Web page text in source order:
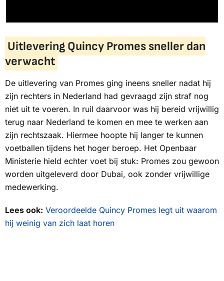
Uitlevering Quincy Promes sneller dan
verwacht
De uitlevering van Promes ging ineens sneller nadat hij
zijn rechters in Nederland had gevraagd zijn straf nog
niet uit te voeren. In ruil daarvoor was hij bereid vrijwillig
terug naar Nederland te komen en mee te werken aan
zijn rechtszaak. Hiermee hoopte hij langer te kunnen
voetballen tijdens het hoger beroep. Het Openbaar
Ministerie hield echter voet bij stuk: Promes zou gewoon
worden uitgeleverd door Dubai, ook zonder vrijwillige
medewerking.
Lees ook: Veroordeelde Quincy Promes legt uit waarom
hij weinig van zich laat horen